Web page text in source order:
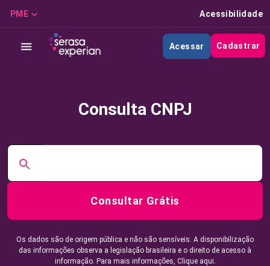
PME Acessibilidade
Acessar Cadastrar
Consulta CNPJ
Consultar Grátis
Os dados são de origem pública e não são sensíveis. A disponibilização
das informações observa a legislação brasileira e o direito de acesso à
informação. Para mais informações, Clique aqui.